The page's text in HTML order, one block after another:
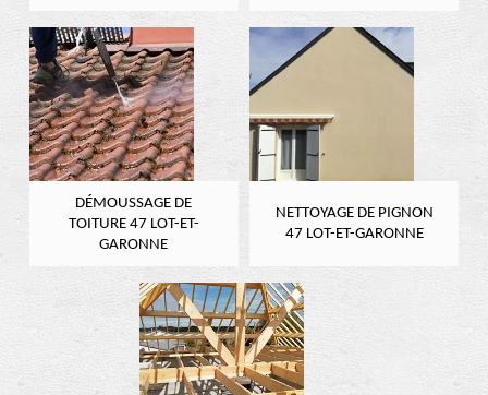
DÉMOUSSAGE DE
TOITURE 47 LOT-ET-
GARONNE
NETTOYAGE DE PIGNON
47 LOT-ET-GARONNE